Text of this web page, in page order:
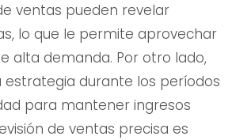
ventas pueden revelar
lo que le permite aprovechar
alta demanda. Por otro lado,
estrategia durante los períodos
para mantener ingresos
de ventas precisa es